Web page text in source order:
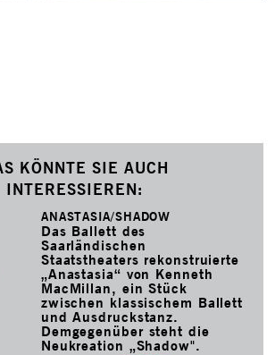
KÖNNTE SIE AUCH
INTERESSIEREN:
ANASTASIA/­SHADOW
Das Ballett des
Saarländischen
Staatstheaters rekonstruierte
„Anastasia“ von Kenneth
MacMillan, ein Stück
zwischen klassischem Ballett
und Ausdruckstanz.
Demgegenüber steht die
Neukreation „Shadow".